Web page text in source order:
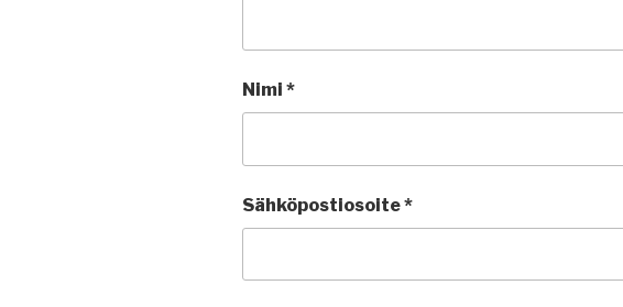
Nimi *
Sähköpostiosoite*